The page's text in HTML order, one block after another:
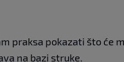
praksa pokazati što će
na bazi struke.